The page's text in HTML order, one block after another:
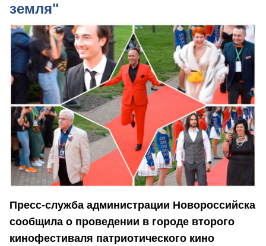
земля"
Пресс-служба администрации Новороссийска
сообщила о проведении в городе второго
кинофестиваля патриотического кино